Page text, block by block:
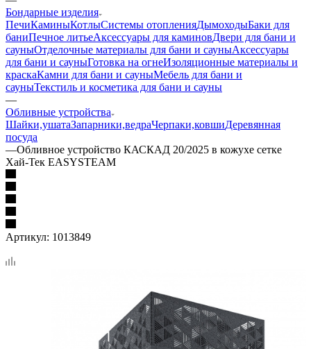
Бондарные изделия
ПечиКаминыКотлыСистемы отопленияДымоходыБаки для
баниПечное литьеАксессуары для каминовДвери для бани и
сауныОтделочные материалы для бани и сауныАксессуары
для бани и сауныГотовка на огнеИзоляционные материалы и
краскаКамни для бани и сауныМебель для бани и
сауныТекстиль и косметика для бани и сауны
—
Обливные устройства
Шайки,ушатаЗапарники,ведраЧерпаки,ковшиДеревянная
посуда
—Обливное устройство КАСКАД 20/2025 в кожухе сетке
Хай-Тек EASYSTEAM
Артикул: 1013849